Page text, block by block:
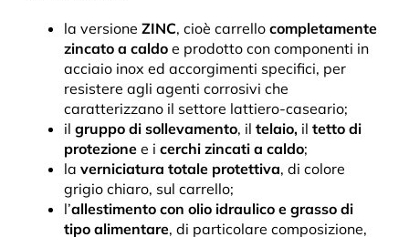
la versione ZINC, cioè carrello completamente
zincato a caldo e prodotto con componenti in
acciaio inox ed accorgimenti specifici, per
resistere agli agenti corrosivi che
caratterizzano il settore lattiero-caseario;
il gruppo di sollevamento, il telaio, il tetto di
protezione e i cerchi zincati a caldo;
la verniciatura totale protettiva, di colore
grigio chiaro, sul carrello;
l’allestimento con olio idraulico e grasso di
tipo alimentare, di particolare composizione,